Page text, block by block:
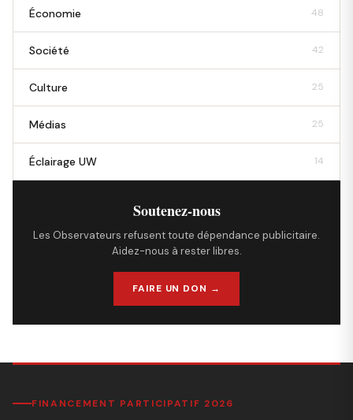
Économie 48
Société 42
Culture 25
Médias 25
Éclairage UW 14
Soutenez-nous
Les Observateurs refusent toute dépendance publicitaire.
Aidez-nous à rester libres.
FAIRE UN DON →
FINANCEMENT PARTICIPATIF 2026